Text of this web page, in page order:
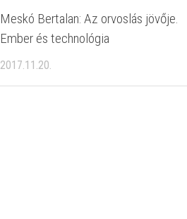
Meskó Bertalan: Az ​orvoslás jövője.
Ember és technológia
2017.11.20.